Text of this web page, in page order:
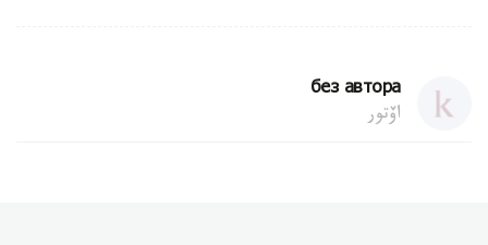
без автора
اۆتور